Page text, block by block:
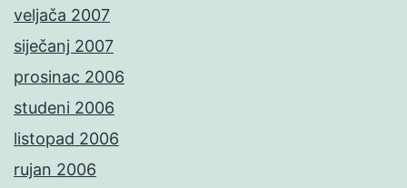
veljača 2007
siječanj 2007
prosinac 2006
studeni 2006
listopad 2006
rujan 2006